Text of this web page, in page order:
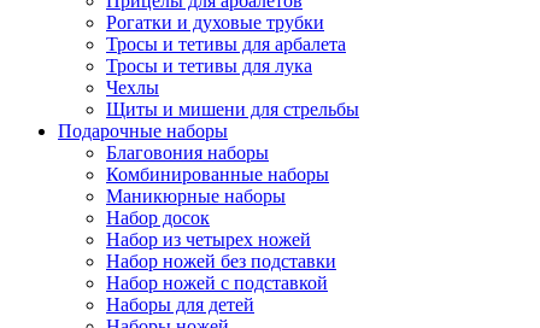
Рогатки и духовые трубки
Тросы и тетивы для арбалета
Тросы и тетивы для лука
Чехлы
Щиты и мишени для стрельбы
Подарочные наборы
Благовония наборы
Комбинированные наборы
Маникюрные наборы
Набор досок
Набор из четырех ножей
Набор ножей без подставки
Набор ножей с подставкой
Наборы для детей